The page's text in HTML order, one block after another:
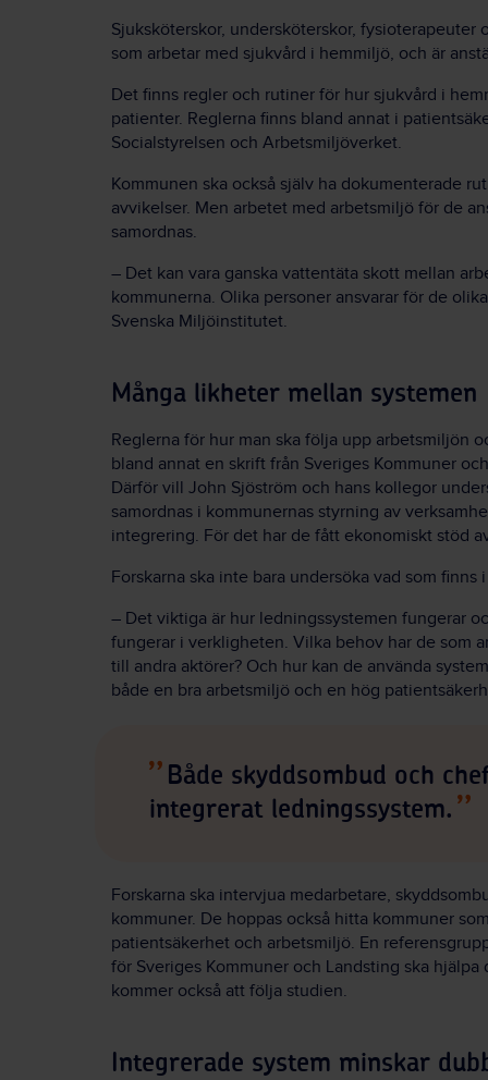
Sjuksköterskor, undersköterskor,
som arbetar med sjukvård i hemmiljö, och är
Det finns regler och rutiner för hur sjukvård i
patienter. Reglerna finns bland annat i
Socialstyrelsen och Arbetsmiljöverket.
Kommunen ska också själv ha dokumenterade
avvikelser. Men arbetet med arbetsmiljö för de
samordnas.
– Det kan vara ganska vattentäta skott mellan
kommunerna. Olika personer ansvarar för de
Svenska Miljöinstitutet.
Många likheter mellan systemen
Reglerna för hur man ska följa upp arbetsmiljön
bland annat en skrift från Sveriges Kommuner
Därför vill John Sjöström och hans kollegor
samordnas i kommunernas styrning av
integrering. För det har de fått ekonomiskt stöd
Forskarna ska inte bara undersöka vad som finns
– Det viktiga är hur ledningssystemen fungerar
fungerar i verkligheten. Vilka behov har de som
till andra aktörer? Och hur kan de använda
både en bra arbetsmiljö och en hög
Både skyddsombud och
integrerat ledningssystem.
Forskarna ska intervjua medarbetare,
kommuner. De hoppas också hitta kommuner
patientsäkerhet och arbetsmiljö. En
för Sveriges Kommuner och Landsting ska
kommer också att följa studien.
Integrerade system minskar